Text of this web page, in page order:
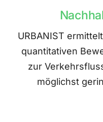
URBANIST
quantitativen
zur
möglichst